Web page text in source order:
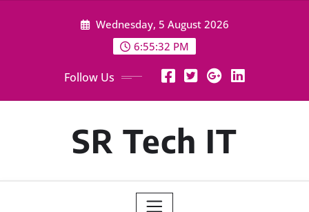
Wednesday, 5 August 2026
6:55:33 PM
Follow Us
SR Tech IT